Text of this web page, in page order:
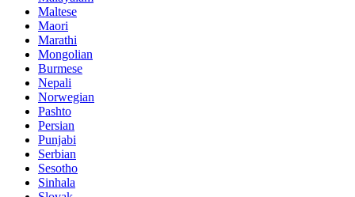
Maltese
Maori
Marathi
Mongolian
Burmese
Nepali
Norwegian
Pashto
Persian
Punjabi
Serbian
Sesotho
Sinhala